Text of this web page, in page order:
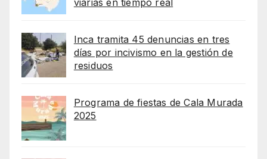
viarias en tiempo real
Inca tramita 45 denuncias en tres
días por incivismo en la gestión de
residuos
Programa de fiestas de Cala Murada
2025